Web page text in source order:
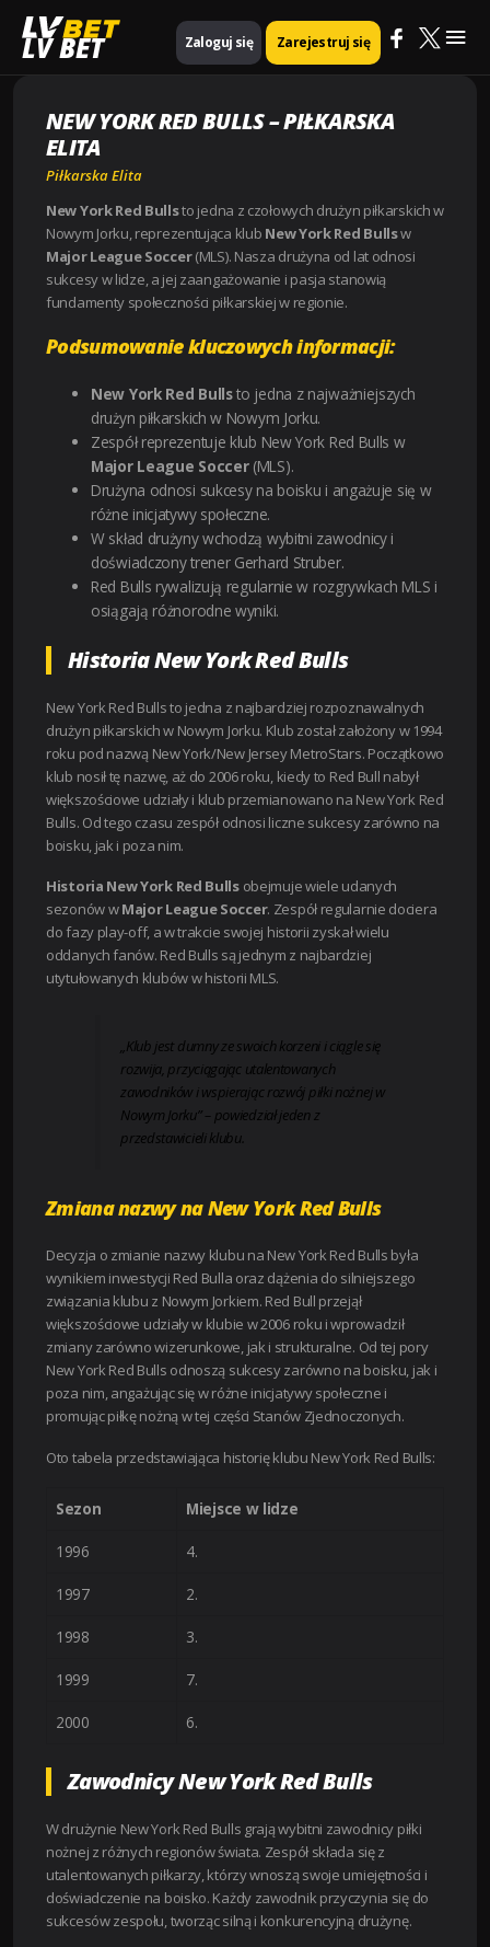
LV BET Zaloguj się Zarejestruj się
Strona główna Piłkarska Elita New York Red Bulls – Piłkarska Elita
NEW YORK RED BULLS – PIŁKARSKA
ELITA
Piłkarska Elita
New York Red Bullsto jedna z czołowych drużyn piłkarskich w
Nowym Jorku, reprezentująca klub New York Red Bullsw
Major League Soccer(MLS). Nasza drużyna od lat odnosi
sukcesy w lidze, a jej zaangażowanie i pasja stanowią
fundamenty społeczności piłkarskiej w regionie.
Podsumowanie kluczowych informacji:
New York Red Bullsto jedna z najważniejszych
drużyn piłkarskich w Nowym Jorku.
Zespół reprezentuje klub New York Red Bulls w
Major League Soccer(MLS).
Drużyna odnosi sukcesy na boisku i angażuje się w
różne inicjatywy społeczne.
W skład drużyny wchodzą wybitni zawodnicy i
doświadczony trener Gerhard Struber.
Red Bulls rywalizują regularnie w rozgrywkach MLS i
osiągają różnorodne wyniki.
Historia New York Red Bulls
New York Red Bulls to jedna z najbardziej rozpoznawalnych
drużyn piłkarskich w Nowym Jorku. Klub został założony w 1994
roku pod nazwą New York/New Jersey MetroStars. Początkowo
klub nosił tę nazwę, aż do 2006 roku, kiedy to Red Bull nabył
większościowe udziały i klub przemianowano na New York Red
Bulls. Od tego czasu zespół odnosi liczne sukcesy zarówno na
boisku, jak i poza nim.
Historia New York Red Bullsobejmuje wiele udanych
sezonów wMajor League Soccer. Zespół regularnie dociera
do fazy play-off, a w trakcie swojej historii zyskał wielu
oddanych fanów. Red Bulls są jednym z najbardziej
utytułowanych klubów w historii MLS.
„Klub jest dumny ze swoich korzeni i ciągle się
rozwija, przyciągając utalentowanych
zawodników i wspierając rozwój piłki nożnej w
Nowym Jorku” – powiedział jeden z
przedstawicieli klubu.
Zmiana nazwy na New York Red Bulls
Decyzja o zmianie nazwy klubu na New York Red Bulls była
wynikiem inwestycji Red Bulla oraz dążenia do silniejszego
związania klubu z Nowym Jorkiem. Red Bull przejął
większościowe udziały w klubie w 2006 roku i wprowadził
zmiany zarówno wizerunkowe, jak i strukturalne. Od tej pory
New York Red Bulls odnoszą sukcesy zarówno na boisku, jak i
poza nim, angażując się w różne inicjatywy społeczne i
promując piłkę nożną w tej części Stanów Zjednoczonych.
Oto tabela przedstawiająca historię klubu New York Red Bulls:
Sezon Miejsce w lidze
1996 4.
1997 2.
1998 3.
1999 7.
2000 6.
Zawodnicy New York Red Bulls
W drużynie New York Red Bulls grają wybitni zawodnicy piłki
nożnej z różnych regionów świata. Zespół składa się z
utalentowanych piłkarzy, którzy wnoszą swoje umiejętności i
doświadczenie na boisko. Każdy zawodnik przyczynia się do
sukcesów zespołu, tworząc silną i konkurencyjną drużynę.